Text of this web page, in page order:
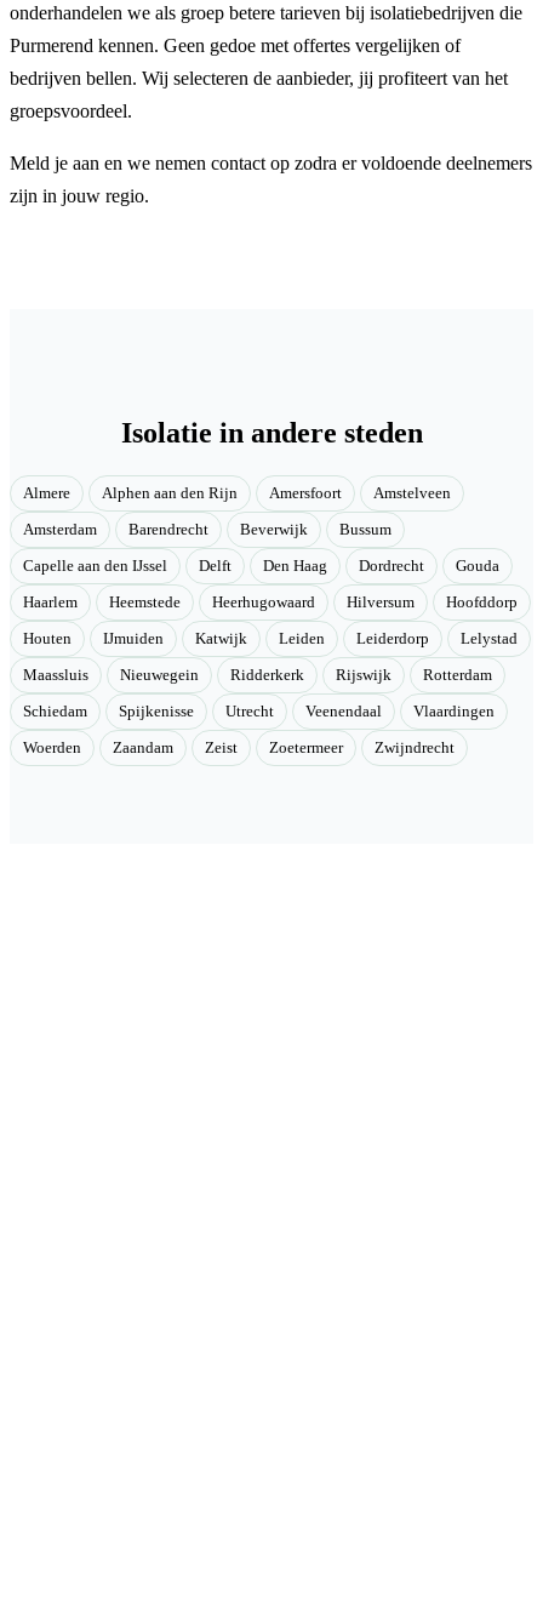
onderhandelen we als groep betere tarieven bij isolatiebedrijven die
Purmerend kennen. Geen gedoe met offertes vergelijken of
bedrijven bellen. Wij selecteren de aanbieder, jij profiteert van het
groepsvoordeel.
Meld je aan en we nemen contact op zodra er voldoende deelnemers
zijn in jouw regio.
Isolatie in andere steden
Almere Alphen aan den Rijn Amersfoort Amstelveen
Amsterdam Barendrecht Beverwijk Bussum
Capelle aan den IJssel Delft Den Haag Dordrecht Gouda
Haarlem Heemstede Heerhugowaard Hilversum Hoofddorp
Houten IJmuiden Katwijk Leiden Leiderdorp Lelystad
Maassluis Nieuwegein Ridderkerk Rijswijk Rotterdam
Schiedam Spijkenisse Utrecht Veenendaal Vlaardingen
Woerden Zaandam Zeist Zoetermeer Zwijndrecht